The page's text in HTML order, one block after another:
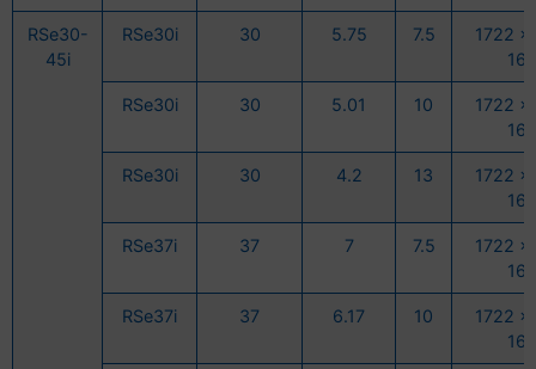
RSe30-
45i
RSe30i 30 5.75 7.5
1722 x
RSe30i 30 5.01 10
1722 x
RSe30i 30 4.2 13
1722 x
RSe37i 37 7 7.5
1722 x
RSe37i 37 6.17 10
1722 x